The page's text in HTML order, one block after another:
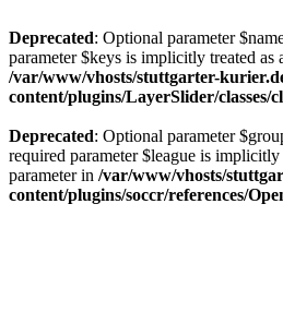
Deprecated: Optional parameter
parameter $keys is implicitly treated as
/var/www/vhosts/stuttgarter-
content/plugins/LayerSlider/classes/
Deprecated: Optional parameter
required parameter $league is implicitly
parameter in /var/www/vhosts/
content/plugins/soccr/references/